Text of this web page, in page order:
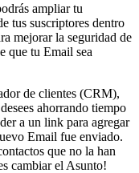
ampliar tu
tus suscriptores dentro
mejorar la seguridad de
que tu Email sea
de clientes (CRM),
ahorrando tiempo
a un link para agregar
Email fue enviado.
que no la han
cambiar el Asunto!